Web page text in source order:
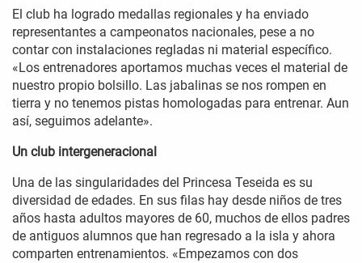
El club ha logrado medallas regionales y ha enviado
representantes a campeonatos nacionales, pese a no
contar con instalaciones regladas ni material específico.
«Los entrenadores aportamos muchas veces el material de
nuestro propio bolsillo. Las jabalinas se nos rompen en
tierra y no tenemos pistas homologadas para entrenar. Aun
así, seguimos adelante».
Un club intergeneracional
Una de las singularidades del Princesa Teseida es su
diversidad de edades. En sus filas hay desde niños de tres
años hasta adultos mayores de 60, muchos de ellos padres
de antiguos alumnos que han regresado a la isla y ahora
comparten entrenamientos. «Empezamos con dos